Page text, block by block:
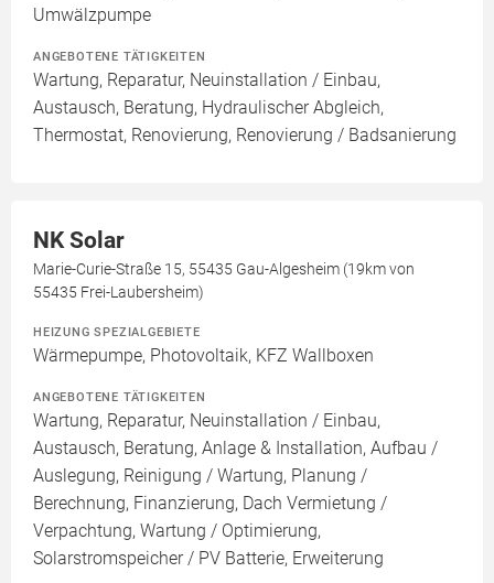
Umwälzpumpe
ANGEBOTENE TÄTIGKEITEN
Wartung, Reparatur, Neuinstallation / Einbau,
Austausch, Beratung, Hydraulischer Abgleich,
Thermostat, Renovierung, Renovierung / Badsanierung
NK Solar
Marie-Curie-Straße 15, 55435 Gau-Algesheim (19km von
55435 Frei-Laubersheim)
HEIZUNG SPEZIALGEBIETE
Wärmepumpe, Photovoltaik, KFZ Wallboxen
ANGEBOTENE TÄTIGKEITEN
Wartung, Reparatur, Neuinstallation / Einbau,
Austausch, Beratung, Anlage & Installation, Aufbau /
Auslegung, Reinigung / Wartung, Planung /
Berechnung, Finanzierung, Dach Vermietung /
Verpachtung, Wartung / Optimierung,
Solarstromspeicher / PV Batterie, Erweiterung